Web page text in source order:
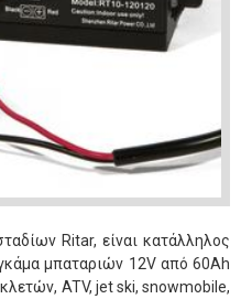
Ritar, είναι κατάλληλος
μπαταριών 12V από 60Αh
ATV, jet ski, snowmobile,